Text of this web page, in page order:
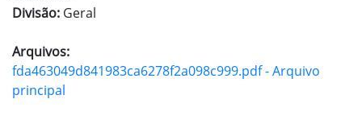
Divisão: Geral
Arquivos:
fda463049d841983ca6278f2a098c999.pdf - Arquivo
principal